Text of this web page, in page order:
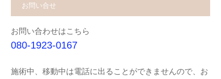
お問い合せ
お問い合わせはこちら
080-1923-0167
施術中、移動中は電話に出ることができませんので、お